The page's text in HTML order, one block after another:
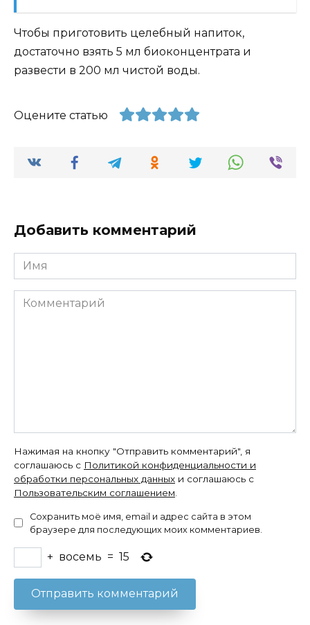
Чтобы приготовить целебный напиток,
достаточно взять 5 мл биоконцентрата и
развести в 200 мл чистой воды.
Оцените статью
Добавить комментарий
Имя
Комментарий
Нажимая на кнопку "Отправить комментарий", я
соглашаюсь с Политикой конфиденциальности и
обработки персональных данных и соглашаюсь с
Пользовательским соглашением
Сохранить моё имя, email и адрес сайта в этом
браузере для последующих моих комментариев.
+ восемь = 15